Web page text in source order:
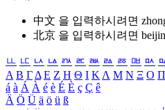
中文 을 입력하시려면
北京 을 입력하시려면
ㅥ ㅦ ㅧ ㅨ ㅩ ㅪ ㅫ ㅬ ㅭ ㅮ ㅯ
Α Β ΓΔ Ε Ζ Η Θ Ι ΚΛ Μ Ν Ξ Ο Π
á à Á À é è É È ç Ç ê
Ä Ö Ü ä ö ü ß